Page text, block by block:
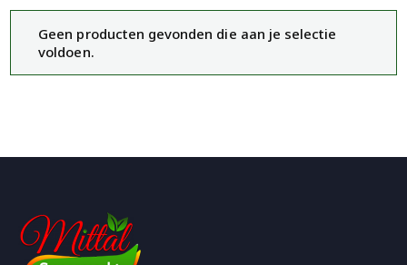
Geen producten gevonden die aan je selectie
voldoen.